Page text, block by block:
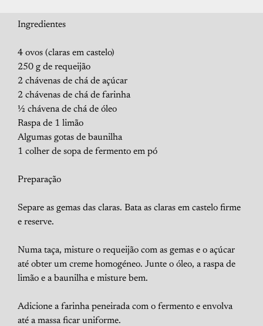
Ingredientes
4 ovos (claras em castelo)
250 g de requeijão
2 chávenas de chá de açúcar
2 chávenas de chá de farinha
½ chávena de chá de óleo
Raspa de 1 limão
Algumas gotas de baunilha
1 colher de sopa de fermento em pó
Preparação
Separe as gemas das claras. Bata as claras em castelo firme
e reserve.
Numa taça, misture o requeijão com as gemas e o açúcar
até obter um creme homogéneo. Junte o óleo, a raspa de
limão e a baunilha e misture bem.
Adicione a farinha peneirada com o fermento e envolva
até a massa ficar uniforme.